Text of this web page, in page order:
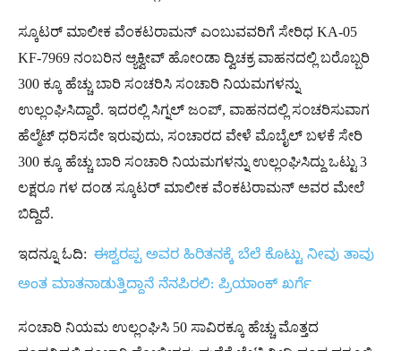
ಸ್ಕೂಟರ್ ಮಾಲೀಕ ವೆಂಕಟರಾಮನ್​ ಎಂಬುವವರಿಗೆ ಸೇರಿಧ KA-05
KF-7969 ನಂಬರಿನ ಆ್ಯಕ್ವೀವ್ ಹೋಂಡಾ ದ್ವಿಚಕ್ರ ವಾಹನದಲ್ಲಿ ಬರೊಬ್ಬರಿ
300 ಕ್ಕೂ ಹೆಚ್ಚು ಬಾರಿ ಸಂಚರಿಸಿ ಸಂಚಾರಿ ನಿಯಮಗಳನ್ನು
ಉಲ್ಲಂಘಿಸಿದ್ದಾರೆ. ಇದರಲ್ಲಿ ಸಿಗ್ನಲ್ ಜಂಪ್, ವಾಹನದಲ್ಲಿ ಸಂಚರಿಸುವಾಗ
ಹೆಲ್ಮೆಟ್​ ಧರಿಸದೇ ಇರುವುದು, ಸಂಚಾರದ ವೇಳೆ ಮೊಬೈಲ್​ ಬಳಕೆ ಸೇರಿ
300 ಕ್ಕೂ ಹೆಚ್ಚು ಬಾರಿ ಸಂಚಾರಿ ನಿಯಮಗಳನ್ನು ಉಲ್ಲಂಘಿಸಿದ್ದು ಒಟ್ಟು 3
ಲಕ್ಷರೂ ಗಳ ದಂಡ ಸ್ಕೂಟರ್ ಮಾಲೀಕ ವೆಂಕಟರಾಮನ್ ಅವರ ಮೇಲೆ
ಬಿದ್ದಿದೆ.
ಇದನ್ನೂ ಓದಿ: ಈಶ್ವರಪ್ಪ ಅವರ ಹಿರಿತನಕ್ಕೆ ಬೆಲೆ ಕೊಟ್ಟು ನೀವು ತಾವು
ಅಂತ ಮಾತನಾಡುತ್ತಿದ್ದಾನೆ ನೆನಪಿರಲಿ: ಪ್ರಿಯಾಂಕ್​ ಖರ್ಗೆ
ಸಂಚಾರಿ ನಿಯಮ ಉಲ್ಲಂಘಿಸಿ 50 ಸಾವಿರಕ್ಕೂ ಹೆಚ್ಚು ಮೊತ್ತದ